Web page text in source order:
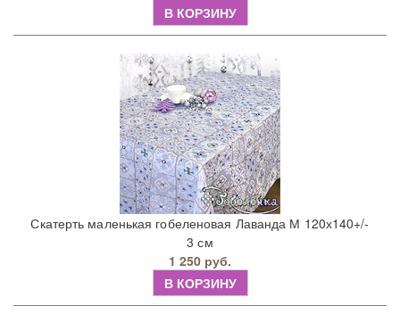
В КОРЗИНУ
Скатерть маленькая гобеленовая Лаванда М 120х140+/-
3 см
1 250 руб.
В КОРЗИНУ